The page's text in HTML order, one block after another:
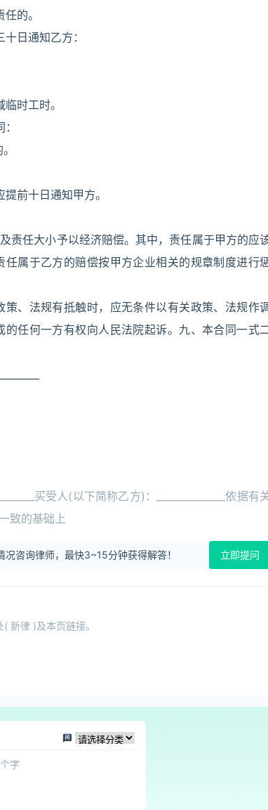
的。
日通知乙方：
时工时。
前十日通知甲方。
责任大小予以经济赔偿。其中，责任属于甲方的应
属于乙方的赔偿按甲方企业相关的规章制度进行
、法规有抵触时，应无条件以有关政策、法规作
任何一方有权向人民法院起诉。九、本合同一式
买受人(以下简称乙方)：______________依据有
致的基础上
咨询律师，最快3~15分钟获得解答！ 立即提问
新律 )及本页链接。